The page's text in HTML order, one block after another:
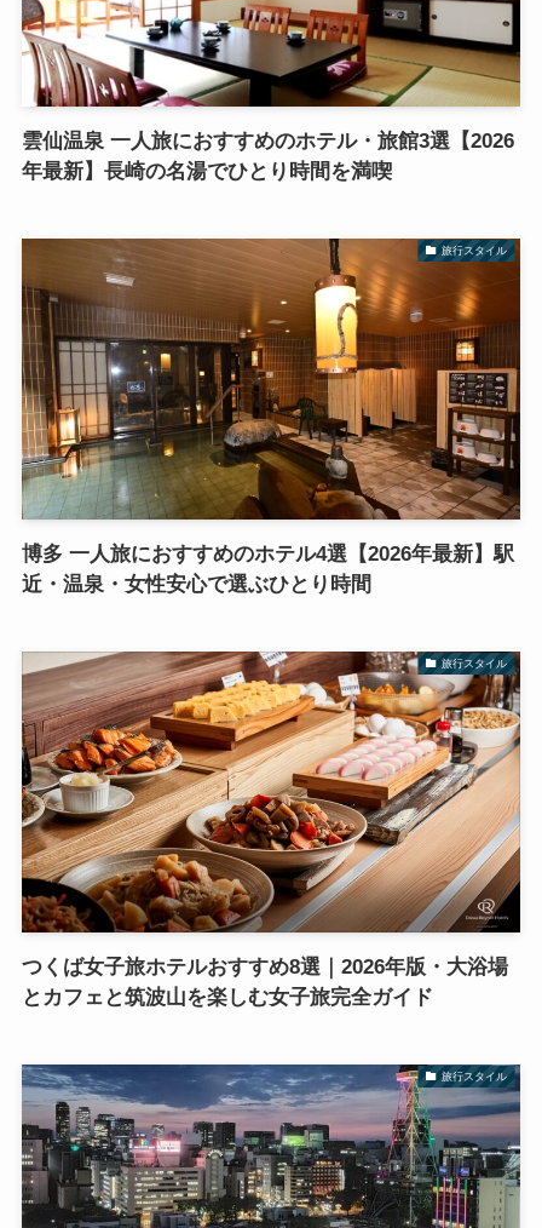
雲仙温泉 一人旅におすすめのホテル・旅館3選【2026
年最新】長崎の名湯でひとり時間を満喫
旅行スタイル
博多 一人旅におすすめのホテル4選【2026年最新】駅
近・温泉・女性安心で選ぶひとり時間
旅行スタイル
つくば女子旅ホテルおすすめ8選｜2026年版・大浴場
とカフェと筑波山を楽しむ女子旅完全ガイド
旅行スタイル